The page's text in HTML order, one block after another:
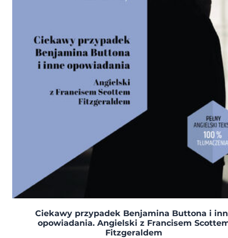
Ciekawy przypadek Benjamina Buttona i
opowiadania. Angielski z Francisem
Fitzgeraldem